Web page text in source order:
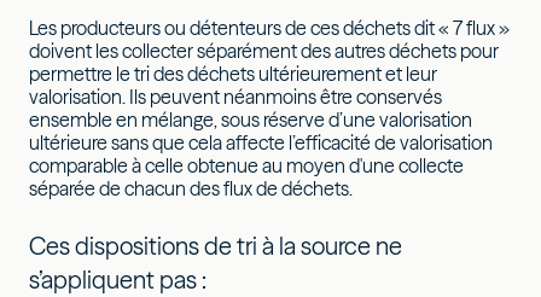
Les producteurs ou détenteurs de ces déchets dit « 7 flux »
doivent les collecter séparément des autres déchets pour
permettre le tri des déchets ultérieurement et leur
valorisation. Ils peuvent néanmoins être conservés
ensemble en mélange, sous réserve d’une valorisation
ultérieure sans que cela affecte l’efficacité de valorisation
comparable à celle obtenue au moyen d'une collecte
séparée de chacun des flux de déchets.
Ces dispositions de tri à la source ne
s’appliquent pas :